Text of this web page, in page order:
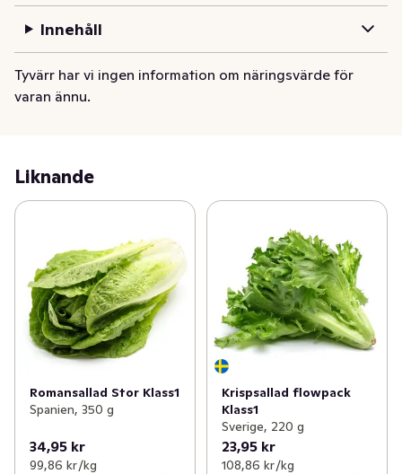
krispiga smak, den är aldrig bitter. Eftersom den har ett
så fast blad så kan den användas som tacoskal,
korvbröd, istället för baguette och blir även en perfekt
bas i en traditionell Caesarsallad.
Bipacksedel
Innehåll
Tyvärr har vi ingen information om näringsvärde för
varan ännu.
Liknande
Romansallad Stor Klass1
Spanien, 350 g
34,95 kr
99,86 kr /kg
Krispsallad flowpack
Klass1
Sverige, 220 g
23,95 kr
108,86 kr /kg